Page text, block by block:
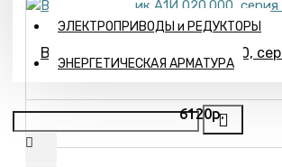
ЭЛЕКТРОПРИВОДЫ и РЕДУКТОРЫ
ЭНЕРГЕТИЧЕСКАЯ АРМАТУРА
Воздухосборник А1И 020.000,
DN20
6120р.